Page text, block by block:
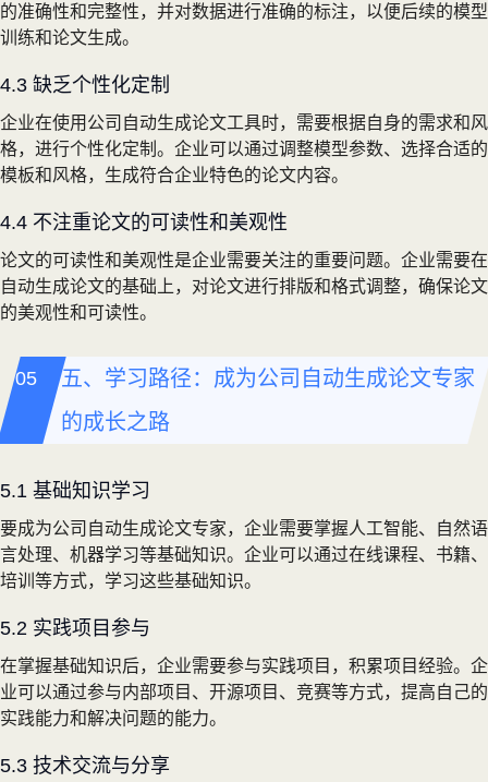
的准确性和完整性，并对数据进行准确的标注，以便后续的模型
训练和论文生成。
4.3 缺乏个性化定制
企业在使用公司自动生成论文工具时，需要根据自身的需求和风
格，进行个性化定制。企业可以通过调整模型参数、选择合适的
模板和风格，生成符合企业特色的论文内容。
4.4 不注重论文的可读性和美观性
论文的可读性和美观性是企业需要关注的重要问题。企业需要在
自动生成论文的基础上，对论文进行排版和格式调整，确保论文
的美观性和可读性。
五、学习路径：成为公司自动生成论文专家
的成长之路
5.1 基础知识学习
要成为公司自动生成论文专家，企业需要掌握人工智能、自然语
言处理、机器学习等基础知识。企业可以通过在线课程、书籍、
培训等方式，学习这些基础知识。
5.2 实践项目参与
在掌握基础知识后，企业需要参与实践项目，积累项目经验。企
业可以通过参与内部项目、开源项目、竞赛等方式，提高自己的
实践能力和解决问题的能力。
5.3 技术交流与分享